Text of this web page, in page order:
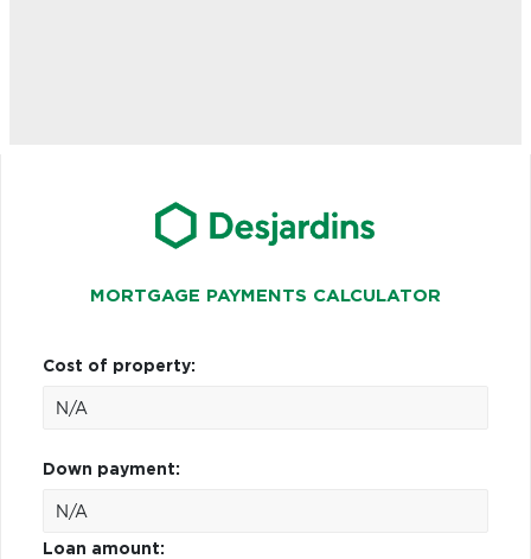
MORTGAGE PAYMENTS CALCULATOR
Cost of property:
Down payment:
Loan amount: